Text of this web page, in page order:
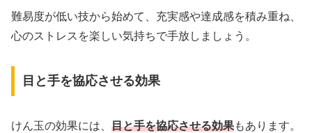
難易度が低い技から始めて、充実感や達成感を積み重ね、
心のストレスを楽しい気持ちで手放しましょう。
目と手を協応させる効果
けん玉の効果には、 目と手を協応させる効果もあります。